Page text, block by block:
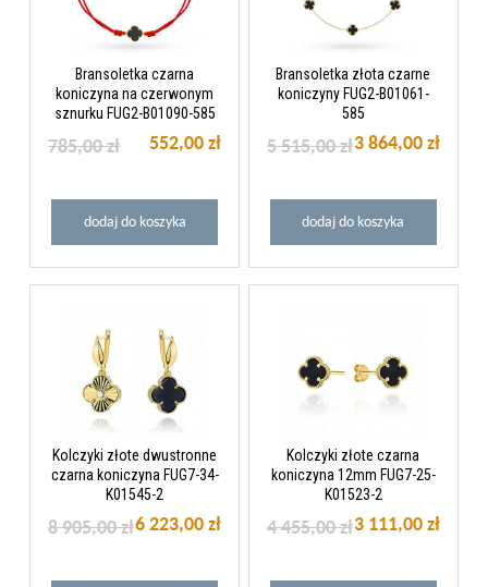
Bransoletka czarna
koniczyna na czerwonym
sznurku FUG2-B01090-585
552,00 zł
785,00 zł
dodaj do koszyka
Bransoletka złota czarne
koniczyny FUG2-B01061-
585
3 864,00 zł
5 515,00 zł
dodaj do koszyka
Kolczyki złote dwustronne
czarna koniczyna FUG7-34-
K01545-2
6 223,00 zł
8 905,00 zł
Kolczyki złote czarna
koniczyna 12mm FUG7-25-
K01523-2
3 111,00 zł
4 455,00 zł